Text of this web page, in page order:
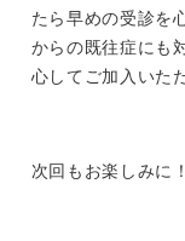
たら早めの受診を
からの既往症にも
心してご加入いた
次回もお楽しみに